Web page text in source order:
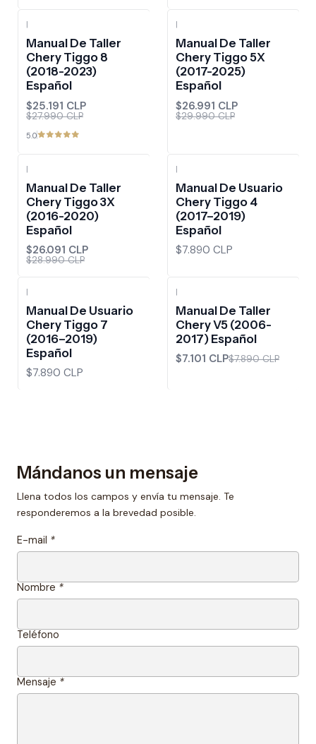
|
Manual De Taller
Chery Tiggo 8
(2018-2023)
Español
$25.191 CLP
$27.990 CLP
5.0
|
Manual De Taller
Chery Tiggo 5X
(2017-2025)
Español
$26.991 CLP
$29.990 CLP
|
Manual De Taller
Chery Tiggo 3X
(2016-2020)
Español
$26.091 CLP
$28.990 CLP
|
Manual De Usuario
Chery Tiggo 4
(2017–2019)
Español
$7.890 CLP
|
Manual De Usuario
Chery Tiggo 7
(2016–2019)
Español
$7.890 CLP
|
Manual De Taller
Chery V5 (2006-
2017) Español
$7.101 CLP$7.890 CLP
Mándanos un mensaje
Llena todos los campos y envía tu mensaje. Te
responderemos a la brevedad posible.
E-mail *
Nombre *
Teléfono
Mensaje *